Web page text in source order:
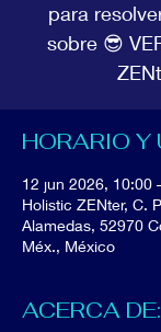
para
sobre 😎
HORARIO Y
12 jun 2026, 10:00
Holistic ZENter, C.
Alamedas, 52970
Méx., México
ACERCA DE: